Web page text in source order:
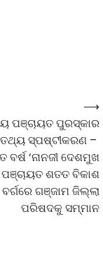
ପଞ୍ଚାୟତ ପୁରସ୍କାର
ତଥ୍ୟ ସ୍ପଷ୍ଟୀକରଣ –
ବର୍ଷ ‘ନାନଜୀ ଦେଶମୁଖ
ଶତତ ବିକାଶ
ଗଞ୍ଜାମ ଜିଲ୍ଲା
ପରିଷଦକୁ ସମ୍ମାନ
⟶